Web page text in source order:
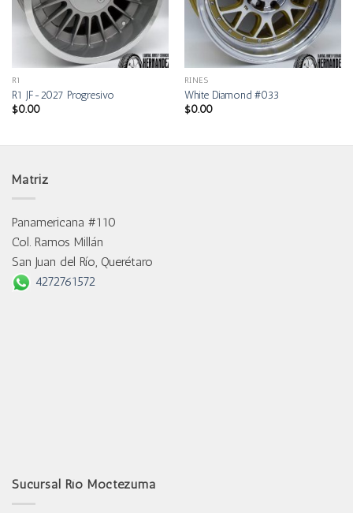
R1
R1 JF-2027 Progresivo
$0.00
RINES
White Diamond #033
$0.00
Matriz
Panamericana #110
Col. Ramos Millán
San Juan del Río, Querétaro
4272761572
Sucursal Río Moctezuma